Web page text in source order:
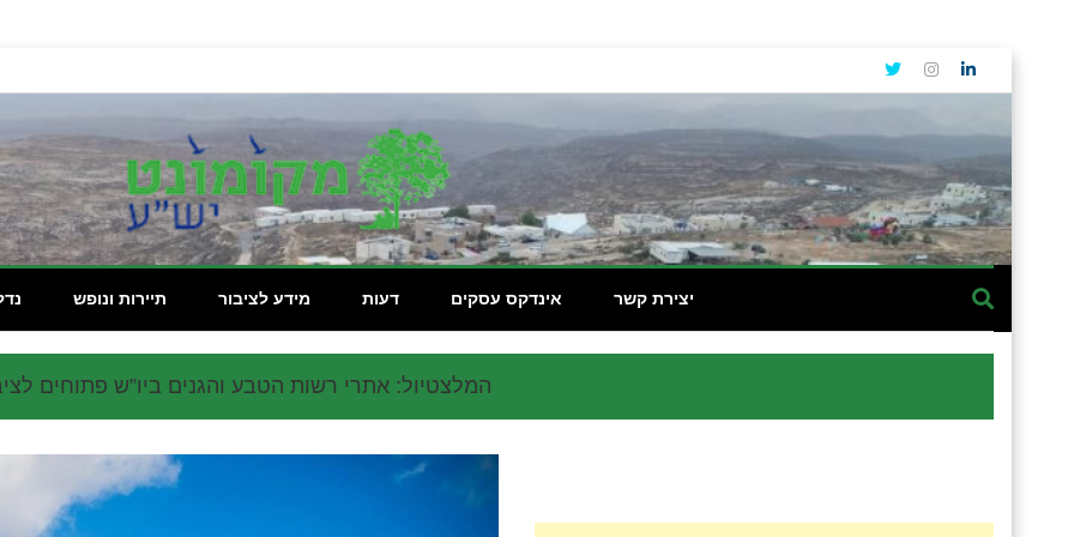
תיירות ונופש מידע לציבור דעות אינדקס עסקים יצירת קשר
המלצטיול: אתרי רשות הטבע והגנים ביו”ש פתוחים